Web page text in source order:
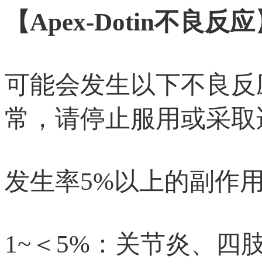
【Apex-Dotin不良反应
可能会发生以下不良
常，请停止服用或采
发生率5%以上的副作
1~＜5%：关节炎、四